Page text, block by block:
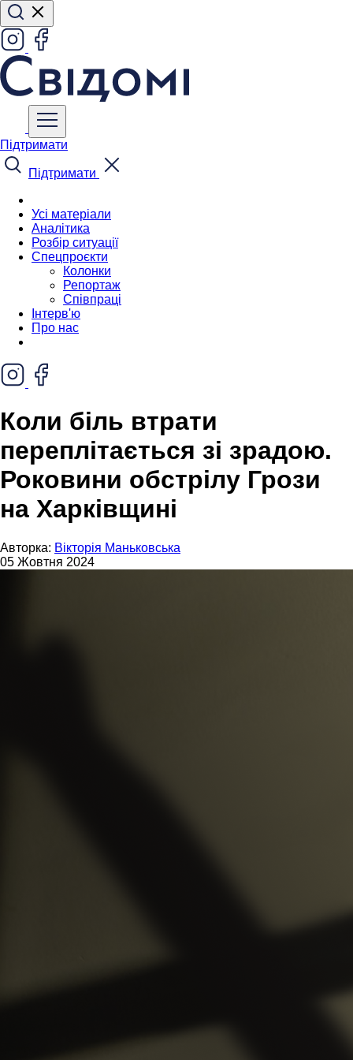
Підтримати
Підтримати
Усі матеріали
Аналітика
Розбір ситуації
Спецпроєкти
Колонки
Репортаж
Співпраці
Інтерв'ю
Про нас
Коли біль втрати
переплітається зі зрадою.
Роковини обстрілу Грози
на Харківщині
Авторка: Вікторія Маньковська
05 Жовтня 2024